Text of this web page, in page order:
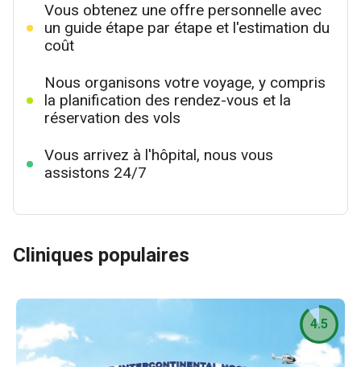
Vous obtenez une offre personnelle avec
un guide étape par étape et l'estimation du
coût
Nous organisons votre voyage, y compris
la planification des rendez-vous et la
réservation des vols
Vous arrivez à l'hôpital, nous vous
assistons 24/7
Cliniques populaires
4.5